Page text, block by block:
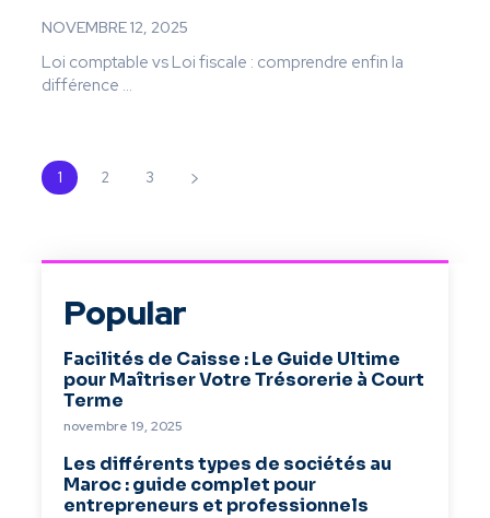
NOVEMBRE 12, 2025
Loi comptable vs Loi fiscale : comprendre enfin la
différence ...
1 2 3
Popular
Facilités de Caisse : Le Guide Ultime
pour Maîtriser Votre Trésorerie à Court
Terme
novembre 19, 2025
Les différents types de sociétés au
Maroc : guide complet pour
entrepreneurs et professionnels